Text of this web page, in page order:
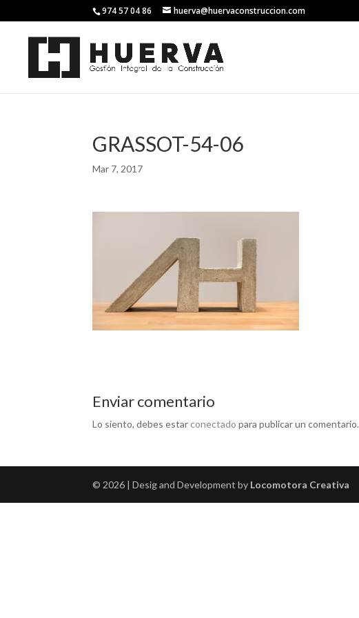
974 57 04 86 huerva@huervaconstruccion.com
GRASSOT-54-06
Mar 7, 2017
Enviar comentario
Lo siento, debes estarconectado para publicar un comentario.
© 2026 | Desig and Development by Locomotora Creativa